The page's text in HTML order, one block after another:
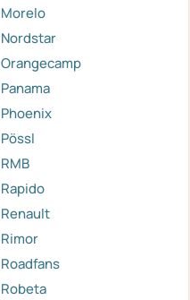
Morelo
Nordstar
Orangecamp
Panama
Phoenix
Pössl
RMB
Rapido
Renault
Rimor
Roadfans
Robeta